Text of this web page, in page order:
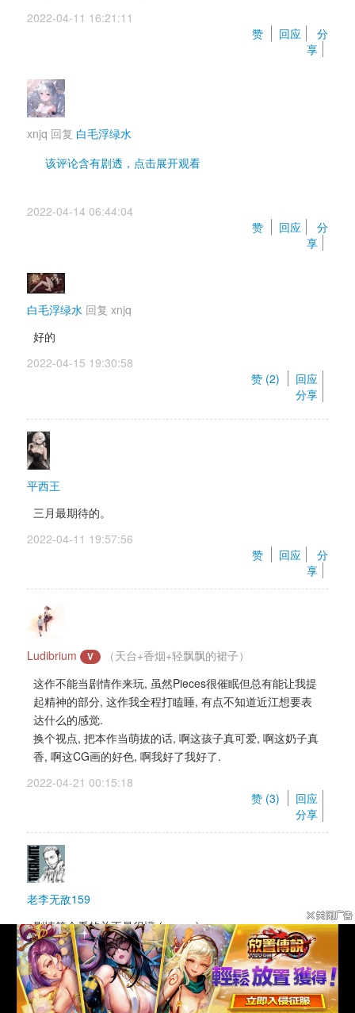
2022-04-11 16:21:11
赞
回应
分
享
xnjq 回复 白毛浮绿水
该评论含有剧透，点击展开观看
恋线的割裂感十分严重，强烈建议最后走。。。
2022-04-14 06:44:04
赞
回应
分
享
白毛浮绿水 回复 xnjq
好的
2022-04-15 19:30:58
赞 (2)
回应
分享
平西王
三月最期待的。
2022-04-11 19:57:56
赞
回应
分
享
Ludibrium V
（天台+香烟+轻飘飘的裙子）
这作不能当剧情作来玩, 虽然Pieces很催眠但总有能让我提
起精神的部分, 这作我全程打瞌睡, 有点不知道近江想要表
达什么的感觉.
换个视点, 把本作当萌拔的话, 啊这孩子真可爱, 啊这奶子真
香, 啊这CG画的好色, 啊我好了我好了.
2022-04-21 00:15:18
赞 (3)
回应
分享
老李无敌159
剧情简介看的并不是很懂 (＞﹏＜)
2022-04-22 20:39:16
赞 (1)
回应
分享